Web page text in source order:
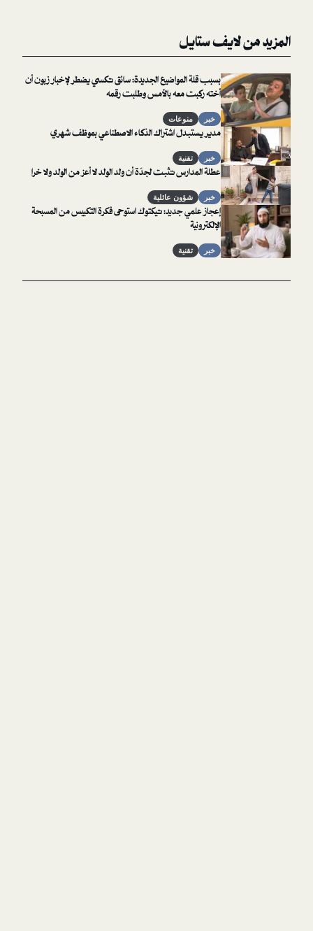
ستايل
بسبب قلة المواضيع الجديدة: سائق تكسي يضطر لإخبار زبون أن
أخته ركبت معه بالأمس وطلبت رقمه
خبر منوعات
مدير يستبدل اشتراك الذكاء الاصطناعي بموظف شهري
خبر تقنية
عطلة المدارس تثبت لجدّة أن ولد الولد لا أعز من الولد ولا خرا
شؤون عائلية
إعجاز علمي جديد: تيكتوك استوحى فكرة التكبيس من المسبحة
الإلكترونية
خبر تقنية